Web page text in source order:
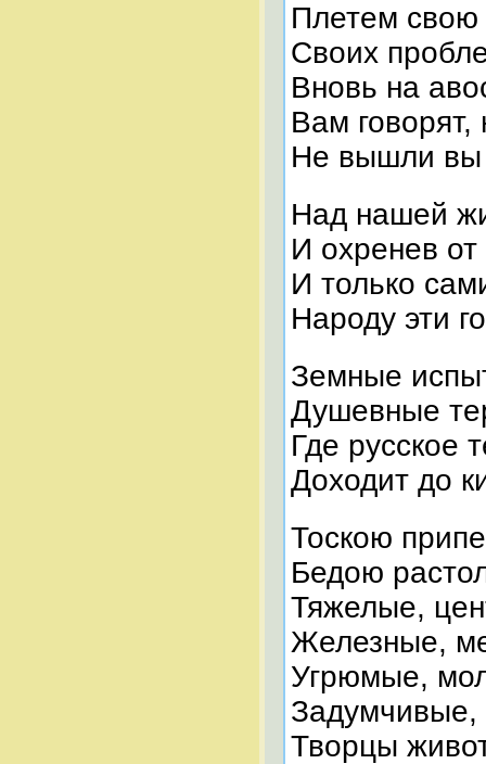
Плетем свою
Своих
Вновь на
Вам говорят,
Не вышли
Над нашей
И охренев от
И только
Народу эти
Земные
Душевные
Где русское
Доходит до
Тоскою
Бедою
Тяжелые,
Железные,
Угрюмые,
Задумчивые,
Творцы